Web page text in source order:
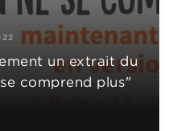
un extrait du
comprend plus"